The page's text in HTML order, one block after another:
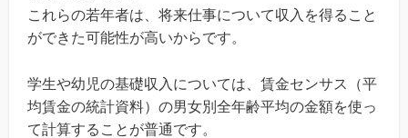
これらの若年者は、将来仕事について収入を得ること
ができた可能性が高いからです。
学生や幼児の基礎収入については、賃金センサス（平
均賃金の統計資料）の男女別全年齢平均の金額を使っ
て計算することが普通です。